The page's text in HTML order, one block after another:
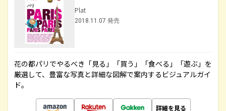
Plat
2018.11.07 発売
花の都パリでやるべき「見る」「買う」「食べる」「遊ぶ」を
厳選して、豊富な写真と詳細な図解で案内するビジュアルガイ
ド。
詳細を見る